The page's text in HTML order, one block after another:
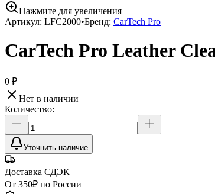
Нажмите для увеличения
Артикул: LFC2000•Бренд: CarTech Pro
CarTech Pro Leather
0 ₽
Нет в наличии
Количество:
Уточнить наличие
Доставка СДЭК
От 350₽ по России